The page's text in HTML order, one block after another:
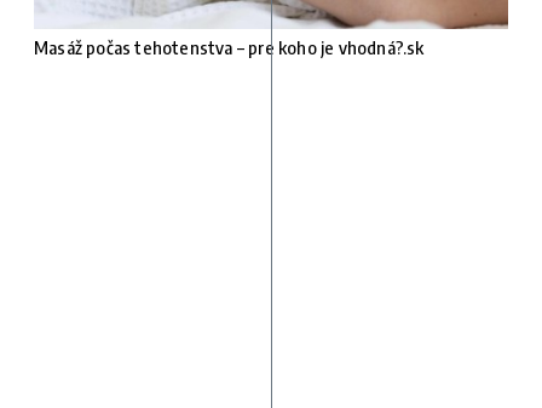
Masáž počas tehotenstva – pre koho je vhodná?.sk